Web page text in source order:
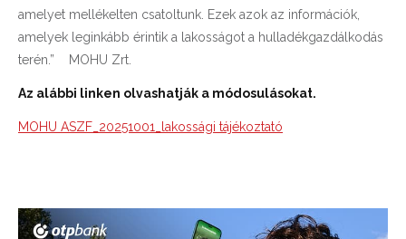
amelyet mellékelten csatoltunk. Ezek azok az információk,
amelyek leginkább érintik a lakosságot a hulladékgazdálkodás
terén.” MOHU Zrt.
Az alábbi linken olvashatják a módosulásokat.
MOHU ASZF_20251001_lakossági tájékoztató